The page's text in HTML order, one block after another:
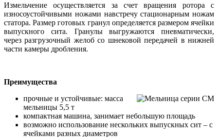
Измельчение осуществляется за счет вращения ротора с
износоустойчивыми ножами навстречу стационарным ножам
статора. Размер готовых гранул определяется размером ячейки
выпускного сита. Гранулы выгружаются пневматически,
через разгрузочный желоб со шнековой передачей в нижней
части камеры дробления.
Преимущества
прочные и устойчивые: масса
мельницы 5,5 т
компактная машина, занимает небольшую площадь
возможно использование нескольких выпускных сит – с
ячейками разных диаметров